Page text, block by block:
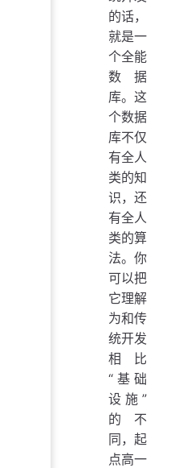
的话，
就是一
个全能
数据
库。这
个数据
库不仅
有全人
类的知
识，还
有全人
类的算
法。你
可以把
它理解
为和传
统开发
相比
“基础
设施”
的不
同，起
点高一